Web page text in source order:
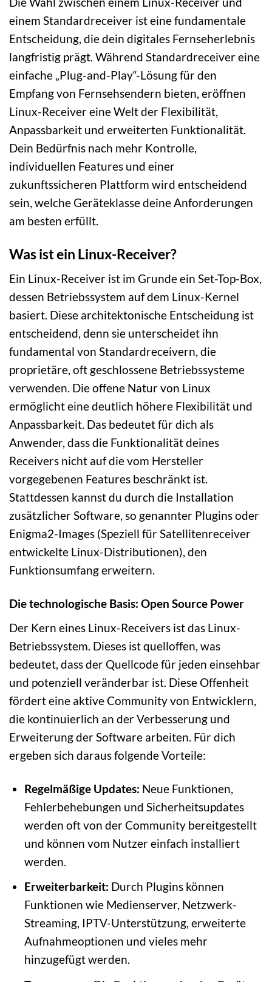
einem Standardreceiver ist eine fundamentale
Entscheidung, die dein digitales Fernseherlebnis
langfristig prägt. Während Standardreceiver eine
einfache „Plug-and-Play“-Lösung für den
Empfang von Fernsehsendern bieten, eröffnen
Linux-Receiver eine Welt der Flexibilität,
Anpassbarkeit und erweiterten Funktionalität.
Dein Bedürfnis nach mehr Kontrolle,
individuellen Features und einer
zukunftssicheren Plattform wird entscheidend
sein, welche Geräteklasse deine Anforderungen
am besten erfüllt.
Was ist ein Linux-Receiver?
Ein Linux-Receiver ist im Grunde ein Set-Top-Box,
dessen Betriebssystem auf dem Linux-Kernel
basiert. Diese architektonische Entscheidung ist
entscheidend, denn sie unterscheidet ihn
fundamental von Standardreceivern, die
proprietäre, oft geschlossene Betriebssysteme
verwenden. Die offene Natur von Linux
ermöglicht eine deutlich höhere Flexibilität und
Anpassbarkeit. Das bedeutet für dich als
Anwender, dass die Funktionalität deines
Receivers nicht auf die vom Hersteller
vorgegebenen Features beschränkt ist.
Stattdessen kannst du durch die Installation
zusätzlicher Software, so genannter Plugins oder
Enigma2-Images (Speziell für Satellitenreceiver
entwickelte Linux-Distributionen), den
Funktionsumfang erweitern.
Die technologische Basis: Open Source Power
Der Kern eines Linux-Receivers ist das Linux-
Betriebssystem. Dieses ist quelloffen, was
bedeutet, dass der Quellcode für jeden einsehbar
und potenziell veränderbar ist. Diese Offenheit
fördert eine aktive Community von Entwicklern,
die kontinuierlich an der Verbesserung und
Erweiterung der Software arbeiten. Für dich
ergeben sich daraus folgende Vorteile:
Regelmäßige Updates: Neue Funktionen,
Fehlerbehebungen und Sicherheitsupdates
werden oft von der Community bereitgestellt
und können vom Nutzer einfach installiert
werden.
Erweiterbarkeit: Durch Plugins können
Funktionen wie Medienserver, Netzwerk-
Streaming, IPTV-Unterstützung, erweiterte
Aufnahmeoptionen und vieles mehr
hinzugefügt werden.